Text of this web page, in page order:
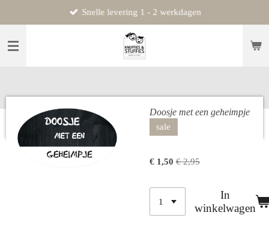
direct
naar
Snelle levering 1 - 2 werkdagen
Doosje met een geheimpje
sale
€ 1,50 € 2,95
In
winkelwagen